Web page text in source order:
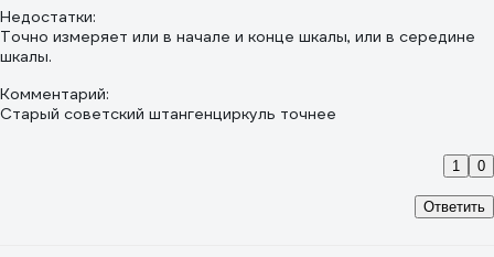
Недостатки:
Точно измеряет или в начале и конце шкалы, или в середине
шкалы.
Комментарий:
Старый советский штангенциркуль точнее
Ответить
1 0